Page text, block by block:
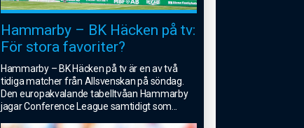
Hammarby – BK Häcken på tv:
För stora favoriter?
Hammarby – BK Häcken på tv är en av två
tidiga matcher från Allsvenskan på söndag.
Den europakvalande tabelltvåan Hammarby
jagar Conference League samtidigt som